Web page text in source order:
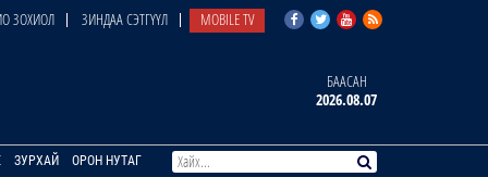
ЗОХИОЛ ЗИНДАА СЭТГҮҮЛ MOBILE TV
БААСАН
2026.08.07
ЗУРХАЙ ОРОН НУТАГ